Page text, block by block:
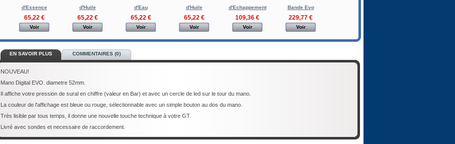
d'Essence
65,22 €
Voir
d'Huile
65,22 €
Voir
d'Eau
65,22 €
Voir
d'Huile
65,22 €
Voir
d'Echappement
109,36 €
Voir
Bande Evo
229,77 €
Voir
EN SAVOIR PLUS COMMENTAIRES (0)
NOUVEAU!
Mano Digital EVO. diametre 52mm.
Il affiche votre pression de sural en chiffre (valeur en Bar) et avec un cercle de led sur le tour du mano.
La couleur de l'affichage est bleue ou rouge, sélectionnable avec un simple bouton au dos du mano.
Très lisible par tous temps, il donne une nouvelle touche technique à votre GT.
Livré avec sondes et necessaire de raccordement.